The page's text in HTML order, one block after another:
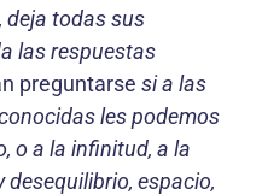
deja todas sus
las respuestas
pregun­tarse si a las
les podemos
o a la infinitud, a la
desequilibrio, espacio,